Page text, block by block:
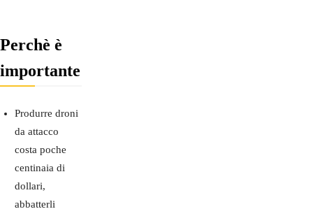
Perchè è
importante
Produrre droni
da attacco
costa poche
centinaia di
dollari,
abbatterli